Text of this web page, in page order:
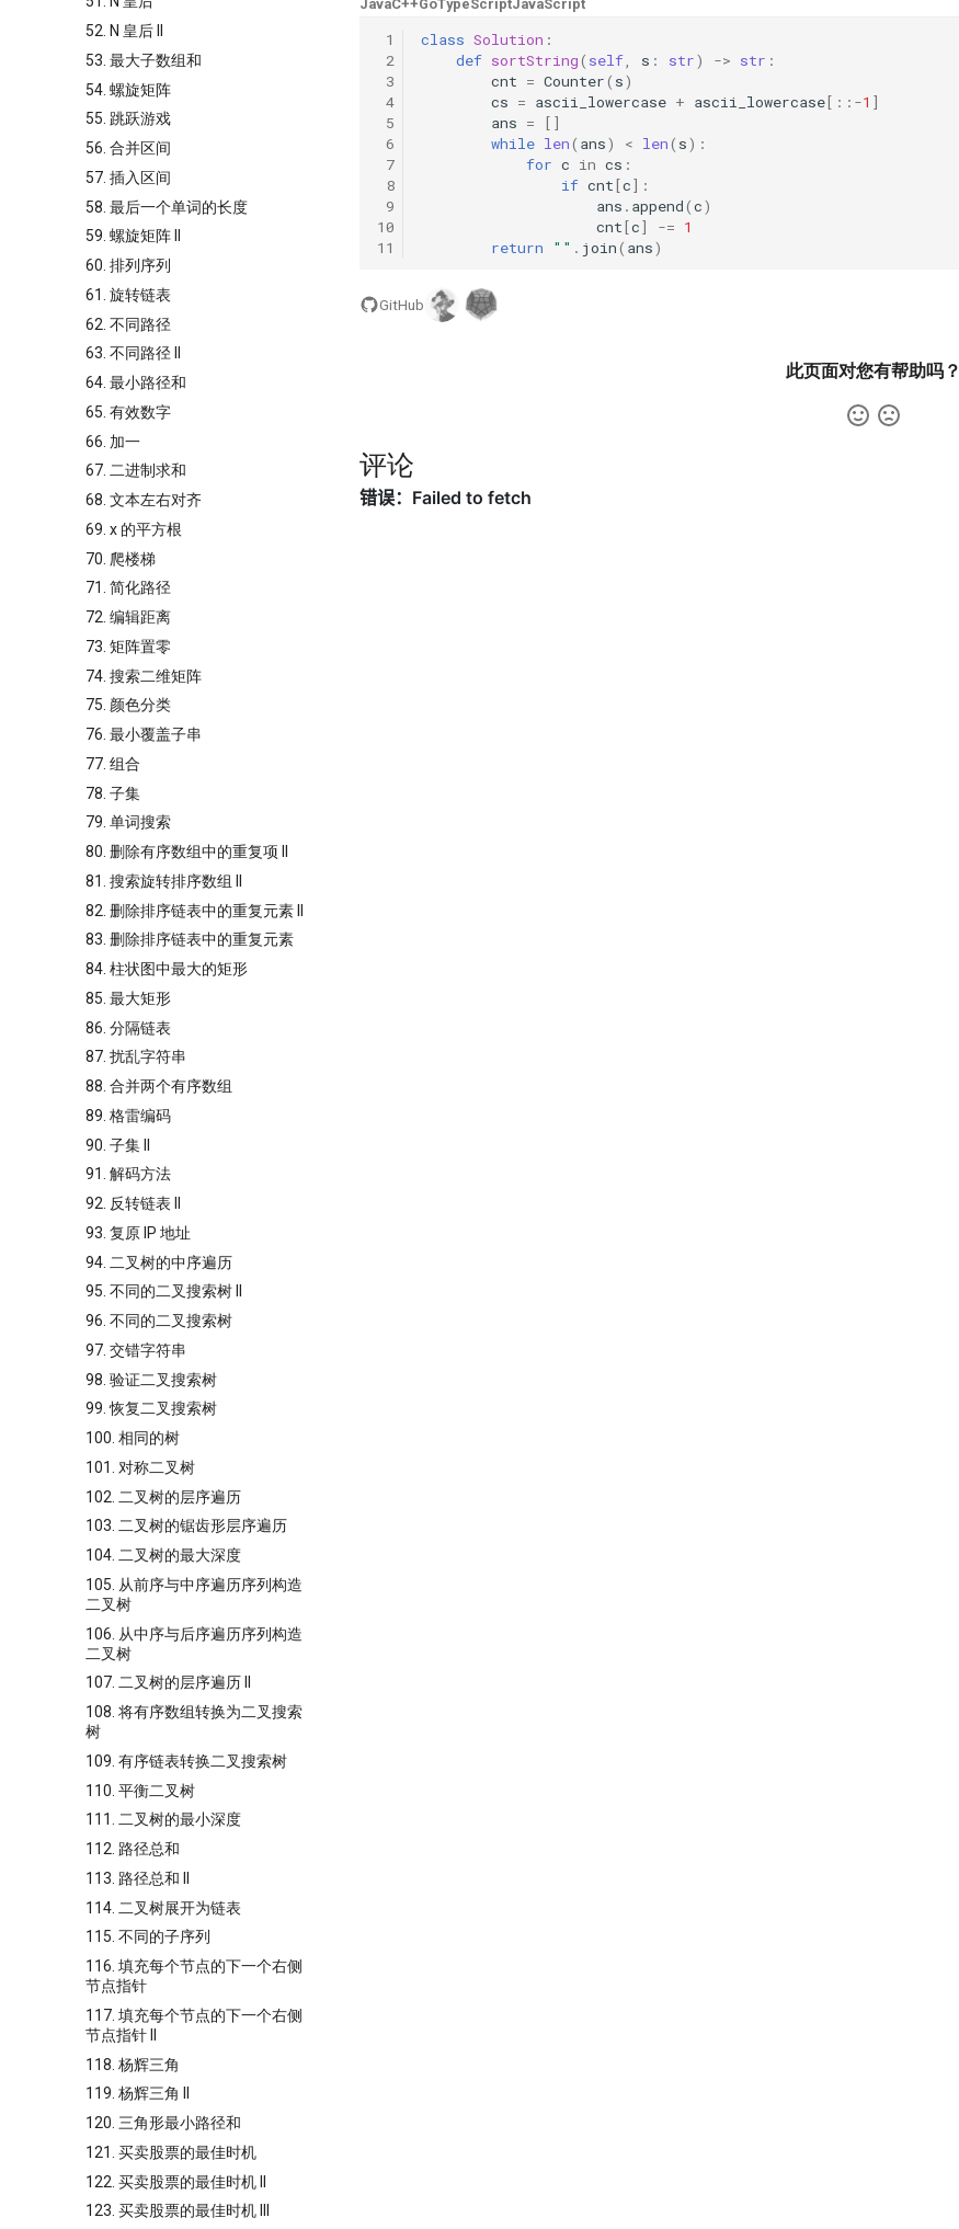
52. N 皇后 II
53. 最大子数组和
54. 螺旋矩阵
55. 跳跃游戏
56. 合并区间
57. 插入区间
58. 最后一个单词的长度
59. 螺旋矩阵 II
60. 排列序列
61. 旋转链表
62. 不同路径
63. 不同路径 II
64. 最小路径和
65. 有效数字
66. 加一
67. 二进制求和
68. 文本左右对齐
69. x 的平方根
70. 爬楼梯
71. 简化路径
72. 编辑距离
73. 矩阵置零
74. 搜索二维矩阵
75. 颜色分类
76. 最小覆盖子串
77. 组合
78. 子集
79. 单词搜索
80. 删除有序数组中的重复项 II
81. 搜索旋转排序数组 II
82. 删除排序链表中的重复元素 II
83. 删除排序链表中的重复元素
84. 柱状图中最大的矩形
85. 最大矩形
86. 分隔链表
87. 扰乱字符串
88. 合并两个有序数组
89. 格雷编码
90. 子集 II
91. 解码方法
92. 反转链表 II
93. 复原 IP 地址
94. 二叉树的中序遍历
95. 不同的二叉搜索树 II
96. 不同的二叉搜索树
97. 交错字符串
98. 验证二叉搜索树
99. 恢复二叉搜索树
100. 相同的树
101. 对称二叉树
102. 二叉树的层序遍历
103. 二叉树的锯齿形层序遍历
104. 二叉树的最大深度
105. 从前序与中序遍历序列构造
二叉树
106. 从中序与后序遍历序列构造
二叉树
107. 二叉树的层序遍历 II
108. 将有序数组转换为二叉搜索
树
109. 有序链表转换二叉搜索树
110. 平衡二叉树
111. 二叉树的最小深度
112. 路径总和
113. 路径总和 II
114. 二叉树展开为链表
115. 不同的子序列
116. 填充每个节点的下一个右侧
节点指针
117. 填充每个节点的下一个右侧
节点指针 II
118. 杨辉三角
119. 杨辉三角 II
120. 三角形最小路径和
121. 买卖股票的最佳时机
122. 买卖股票的最佳时机 II
123. 买卖股票的最佳时机 III
JavaC++GoTypeScriptJavaScript
1
2
3
4
5
6
7
8
9
10
11
class Solution :
def sortString( self, s : str) -> str :
cnt = Counter( s)
cs = ascii_lowercase + ascii_lowercase[:: -1 ]
ans =
[]
while len( ans) < len( s):
for c in cs :
if cnt[c]:
ans . append(c)
cnt[c] -= 1
return
"" . join( ans)
GitHub
此页面对您有帮助吗？
评论